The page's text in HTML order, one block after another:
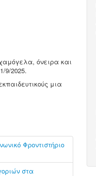
όνειρα και
9/2025.
μια
Φροντιστήριο
στα